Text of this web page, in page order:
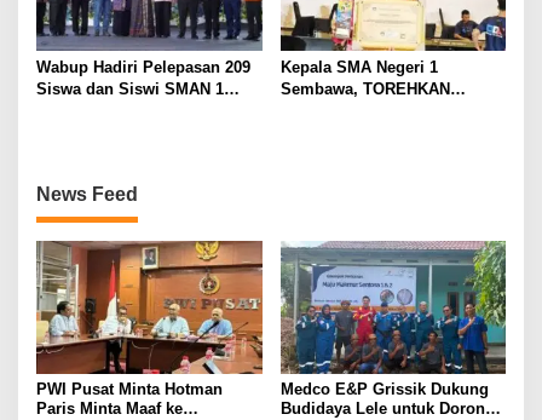
Wabup Hadiri Pelepasan 209
Siswa dan Siswi SMAN 1
Kepala SMA Negeri 1
Sembawa, TOREHKAN
News Feed
PWI Pusat Minta Hotman
Paris Minta Maaf ke
Medco E&P Grissik Dukung
Budidaya Lele untuk Dorong